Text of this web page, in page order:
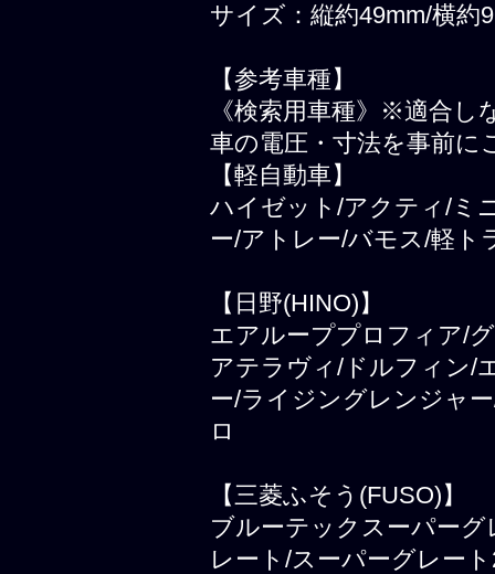
サイズ：縦約49mm/横約
【参考車種】
《検索用車種》※適合し
車の電圧・寸法を事前に
【軽自動車】
ハイゼット/アクティ/ミ
ー/アトレー/バモス/軽ト
【日野(HINO)】
エアループプロフィア/
アテラヴィ/ドルフィン/
ー/ライジングレンジャ
ロ
【三菱ふそう(FUSO)】
ブルーテックスーパー
レート/スーパーグレー